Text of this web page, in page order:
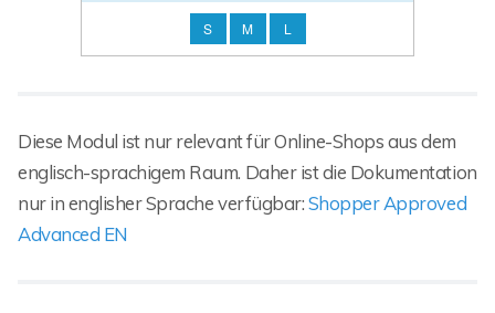
S M L
Diese Modul ist nur relevant für Online-Shops aus dem
englisch-sprachigem Raum. Daher ist die Dokumentation
nur in englisher Sprache verfügbar:Shopper Approved
Advanced EN